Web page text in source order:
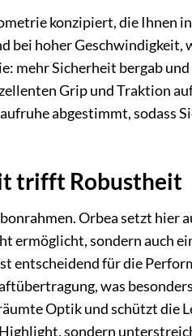
konzipiert, die Ihnen
hoher
mehr Sicherheit bergab
Grip und Traktion
abgestimmt, sodass
trifft Robustheit
Orbea setzt hier
ermöglicht, sondern auch
für die
was
Optik und schützt die
sondern